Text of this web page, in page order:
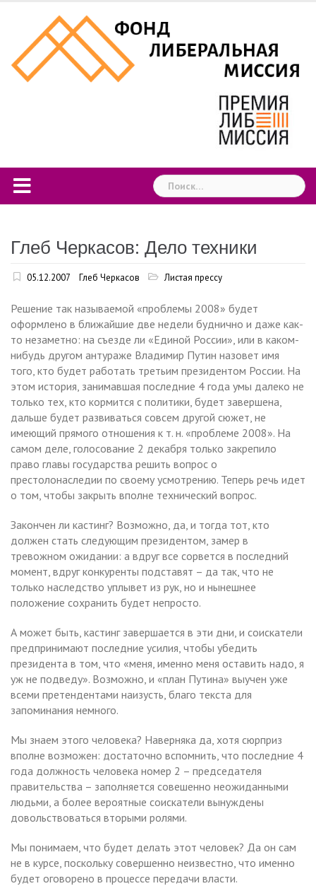
content
Найти:
Глеб Черкасов: Дело техники
05.12.2007 Глеб Черкасов Листая прессу
Решение так называемой «проблемы 2008» будет
оформлено в ближайшие две недели буднично и даже как-
то незаметно: на съезде ли «Единой России», или в каком-
нибудь другом антураже Владимир Путин назовет имя
того, кто будет работать третьим президентом России. На
этом история, занимавшая последние 4 года умы далеко не
только тех, кто кормится с политики, будет завершена,
дальше будет развиваться совсем другой сюжет, не
имеющий прямого отношения к т. н. «проблеме 2008». На
самом деле, голосование 2 декабря только закрепило
право главы государства решить вопрос о
престолонаследии по своему усмотрению. Теперь речь идет
о том, чтобы закрыть вполне технический вопрос.
Закончен ли кастинг? Возможно, да, и тогда тот, кто
должен стать следующим президентом, замер в
тревожном ожидании: а вдруг все сорвется в последний
момент, вдруг конкуренты подставят – да так, что не
только наследство уплывет из рук, но и нынешнее
положение сохранить будет непросто.
А может быть, кастинг завершается в эти дни, и соискатели
предпринимают последние усилия, чтобы убедить
президента в том, что «меня, именно меня оставить надо, я
уж не подведу». Возможно, и «план Путина» выучен уже
всеми претендентами наизусть, благо текста для
запоминания немного.
Мы знаем этого человека? Наверняка да, хотя сюрприз
вполне возможен: достаточно вспомнить, что последние 4
года должность человека номер 2 – председателя
правительства – заполняется совешенно неожиданными
людьми, а более вероятные соискатели вынуждены
довольствоваться вторыми ролями.
Мы понимаем, что будет делать этот человек? Да он сам
не в курсе, поскольку совершенно неизвестно, что именно
будет оговорено в процессе передачи власти.